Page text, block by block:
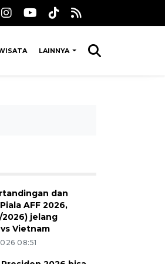
LAINNYA
dan
AFF 2026,
2026) jelang
Vietnam
08:51